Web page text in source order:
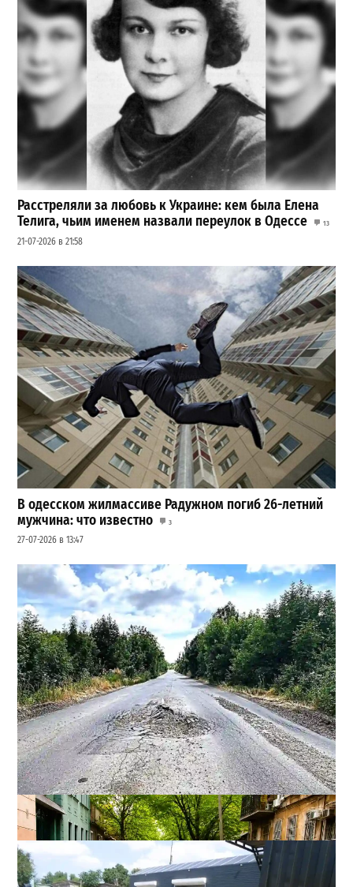
Расстреляли за любовь к Украине: кем была Елена
Телига, чьим именем назвали переулок в Одессе
13
21-07-2026 в 21:58
В одесском жилмассиве Радужном погиб 26-летний
мужчина: что известно
3
27-07-2026 в 13:47
Почему из сел Одесской области исчезли автобусы и
как теперь добираются люди
2
23-07-2026 в 14:36
ВИБОР РЕДАКЦИИ